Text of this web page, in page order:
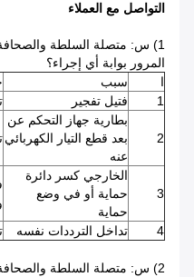
التواصل مع العملاء
1) س: متصلة السلطة والصحافة
المرور بوابة أي إجراء؟
ا
سبب
1
فتيل تفجير
2
بطارية جهاز التحكم عن
بعد قطع التيار الكهربائي
عنه
3
الخارجي كسر دائرة
حماية أو في وضع
حماية
4
تداخل الترددات نفسه
2) س: متصلة السلطة والصحافة